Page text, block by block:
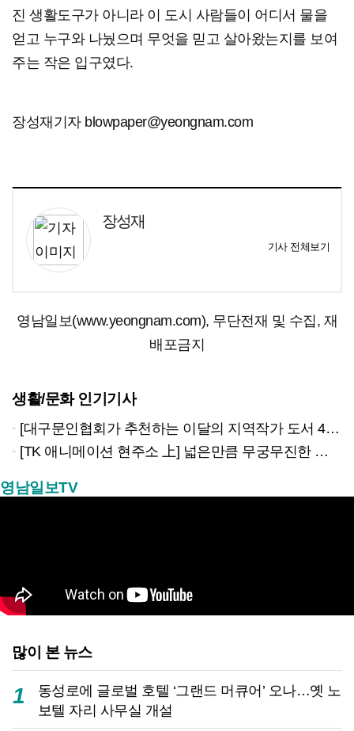
진 생활도구가 아니라 이 도시 사람들이 어디서 물을
얻고 누구와 나눴으며 무엇을 믿고 살아왔는지를 보여
주는 작은 입구였다.
장성재기자 blowpaper@yeongnam.com
장성재
기사 전체보기
영남일보(www.yeongnam.com), 무단전재 및 수집, 재
배포금지
생활/문화 인기기사
[대구문인협회가 추천하는 이달의 지역작가 도서 4권]
[TK 애니메이션 현주소 上] 넓은만큼 무궁무진한 이야기…경북은 ‘스토리 IP’의 원천
영남일보TV
많이 본 뉴스
1
동성로에 글로벌 호텔 ‘그랜드 머큐어’ 오나…옛 노
보텔 자리 사무실 개설